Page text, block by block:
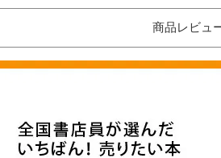
商品レビュ